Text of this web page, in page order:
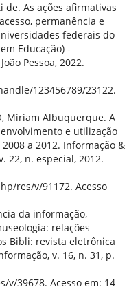
de. As ações afirmativas
permanência e
federais do
Educação) -
Pessoa, 2022.
123456789/23122.
Miriam Albuquerque. A
e utilização
2008 a 2012. Informação &
22, n. especial, 2012.
res/v/91172. Acesso
da informação,
relações
Bibli: revista eletrônica
v. 16, n. 31, p.
39678. Acesso em: 14